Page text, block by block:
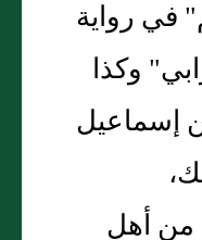
في رواية
وكذا
إسماعيل
من أهل